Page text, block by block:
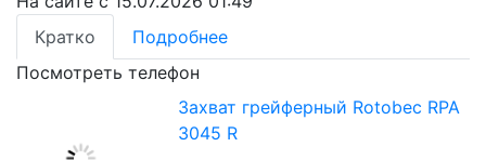
Кратко
Подробнее
Посмотреть телефон
Захват грейферный Rotobec RPA
3045 R